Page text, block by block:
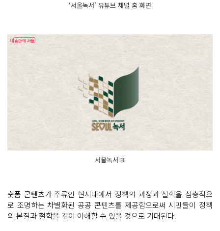
‘서울녹서’ 유튜브 채널 홈 화면
서울녹서 BI
숏폼 콘텐츠가 주류인 현시대에서 정책의 과정과 철학을 심층적으
로 조명하는 차별화된 공공 콘텐츠를 제공함으로써 시민들이 정책
의 본질과 철학을 깊이 이해할 수 있을 것으로 기대된다.